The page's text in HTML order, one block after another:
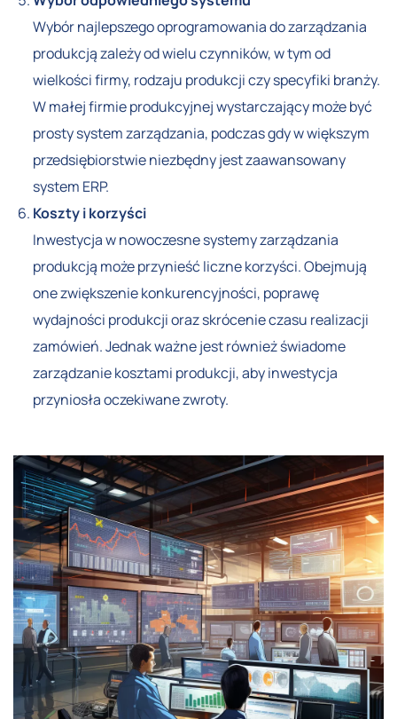
Wybór najlepszego oprogramowania do zarządzania
produkcją zależy od wielu czynników, w tym od
wielkości firmy, rodzaju produkcji czy specyfiki branży.
W małej firmie produkcyjnej wystarczający może być
prosty system zarządzania, podczas gdy w większym
przedsiębiorstwie niezbędny jest zaawansowany
system ERP.
Koszty i korzyści
Inwestycja w nowoczesne systemy zarządzania
produkcją może przynieść liczne korzyści. Obejmują
one zwiększenie konkurencyjności, poprawę
wydajności produkcji oraz skrócenie czasu realizacji
zamówień. Jednak ważne jest również świadome
zarządzanie kosztami produkcji, aby inwestycja
przyniosła oczekiwane zwroty.